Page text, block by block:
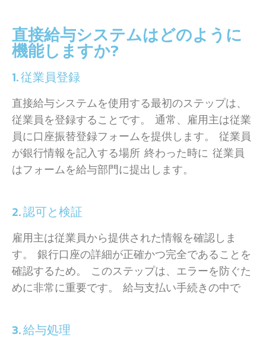
直接給与システムはどのように
機能しますか?
1. 従業員登録
直接給与システムを使用する最初のステップは、
従業員を登録することです。 通常、雇用主は従業
員に口座振替登録フォームを提供します。 従業員
が銀行情報を記入する場所 終わった時に 従業員
はフォームを給与部門に提出します。
2. 認可と検証
雇用主は従業員から提供された情報を確認しま
す。 銀行口座の詳細が正確かつ完全であることを
確認するため。 このステップは、エラーを防ぐた
めに非常に重要です。 給与支払い手続きの中で
3. 給与処理